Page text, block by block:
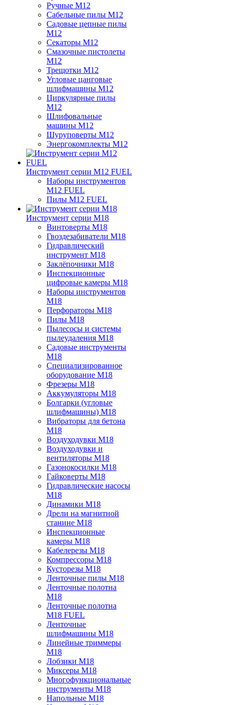
Ручные M12
Сабельные пилы M12
Садовые цепные пилы
M12
Секаторы M12
Смазочные пистолеты
M12
Трещотки M12
Угловые цанговые
шлифмашины M12
Циркулярные пилы
M12
Шлифовальные
машины M12
Шуруповерты M12
Энергокомплекты M12
Инструмент серии M12 FUEL
Наборы инструментов
M12 FUEL
Пилы M12 FUEL
Инструмент серии M18
Винтоверты M18
Гвоздезабиватели M18
Гидравлический
инструмент M18
Заклёпочники M18
Инспекционные
цифровые камеры M18
Наборы инструментов
M18
Перфораторы M18
Пилы M18
Пылесосы и системы
пылеудаления M18
Садовые инструменты
M18
Специализированное
оборудование M18
Фрезеры M18
Аккумуляторы M18
Болгарки (угловые
шлифмашины) M18
Вибраторы для бетона
M18
Воздуходувки M18
Воздуходувки и
вентиляторы M18
Газонокосилки M18
Гайковерты M18
Гидравлические насосы
M18
Динамики M18
Дрели на магнитной
станине M18
Инспекционные
камеры M18
Кабелерезы M18
Компрессоры M18
Кусторезы M18
Ленточные пилы M18
Ленточные полотна
M18
Ленточные полотна
M18 FUEL
Ленточные
шлифмашины M18
Линейные триммеры
M18
Лобзики M18
Миксеры M18
Многофункциональные
инструменты M18
Напольные M18